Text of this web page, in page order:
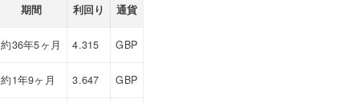
期間 利回り 通貨
約36年5ヶ月 4.315 GBP
約1年9ヶ月 3.647 GBP